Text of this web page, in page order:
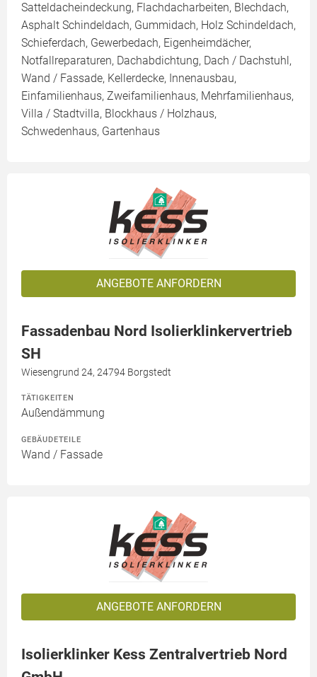
Satteldacheindeckung, Flachdacharbeiten, Blechdach,
Asphalt Schindeldach, Gummidach, Holz Schindeldach,
Schieferdach, Gewerbedach, Eigenheimdächer,
Notfallreparaturen, Dachabdichtung, Dach / Dachstuhl,
Wand / Fassade, Kellerdecke, Innenausbau,
Einfamilienhaus, Zweifamilienhaus, Mehrfamilienhaus,
Villa / Stadtvilla, Blockhaus / Holzhaus,
Schwedenhaus, Gartenhaus
ANGEBOTE ANFORDERN
Fassadenbau Nord Isolierklinkervertrieb
SH
Wiesengrund 24, 24794 Borgstedt
TÄTIGKEITEN
Außendämmung
GEBÄUDETEILE
Wand / Fassade
ANGEBOTE ANFORDERN
Isolierklinker Kess Zentralvertrieb Nord